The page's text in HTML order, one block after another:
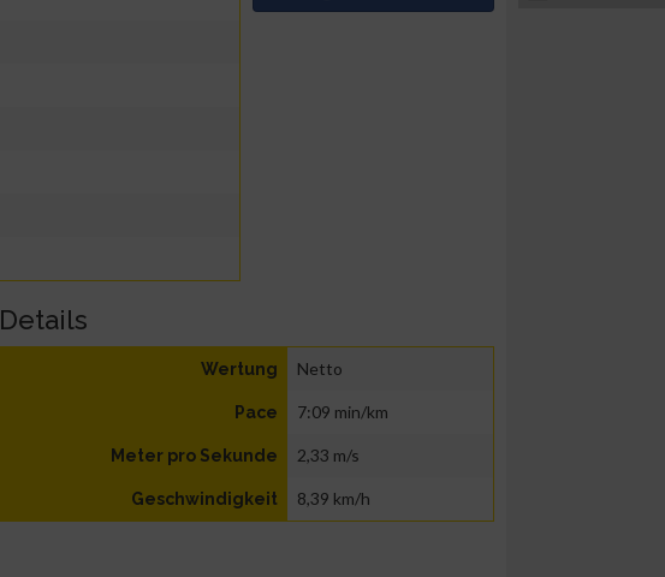
Details
Wertung Netto
Pace 7:09 min/km
Meter pro Sekunde 2,33 m/s
Geschwindigkeit 8,39 km/h